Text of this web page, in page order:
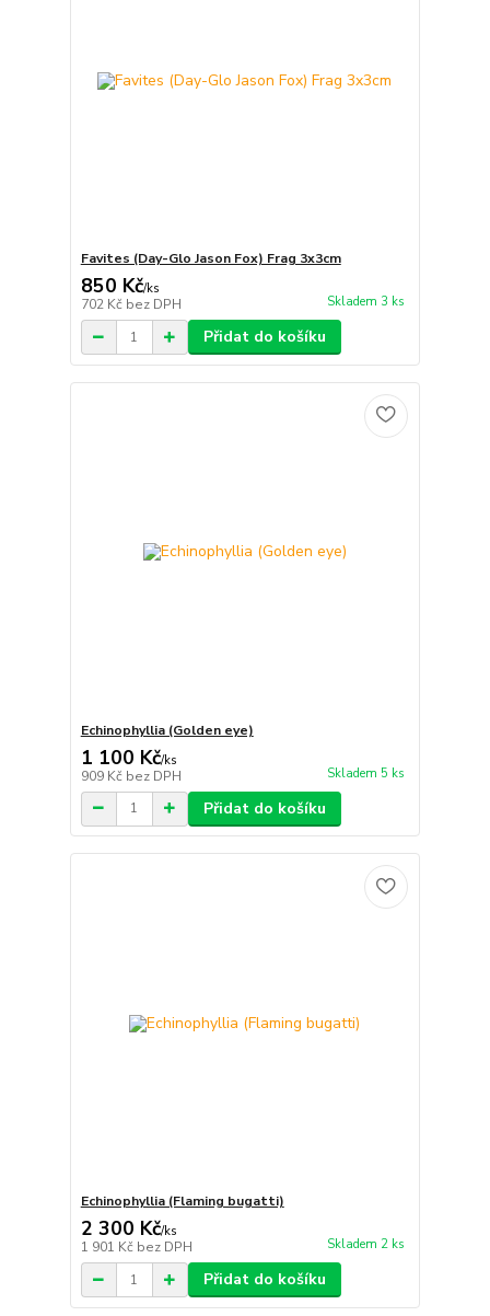
Favites (Day-Glo Jason Fox) Frag 3x3cm
850 Kč/ks
702 Kč bez DPH Skladem 3 ks
Přidat do košíku
Echinophyllia (Golden eye)
1 100 Kč/ks
909 Kč bez DPH Skladem 5 ks
Přidat do košíku
Echinophyllia (Flaming bugatti)
2 300 Kč/ks
1 901 Kč bez DPH Skladem 2 ks
Přidat do košíku